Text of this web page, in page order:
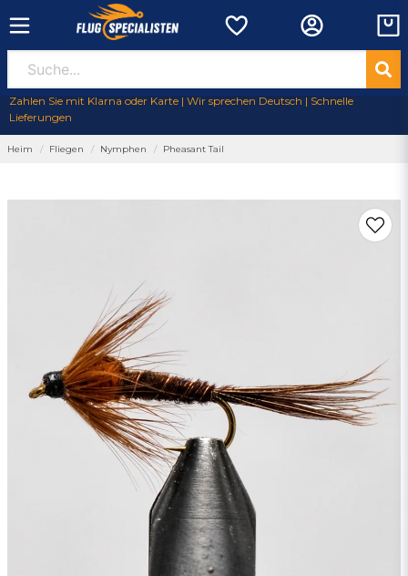
Zahlen Sie mit Klarna oder Karte | Wir sprechen Deutsch | Schnelle
Lieferungen
Heim Fliegen Nymphen Pheasant Tail